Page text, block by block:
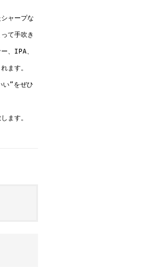
ャープな
て手吹き
、IPA、
ます。
い”をぜひ
ます。